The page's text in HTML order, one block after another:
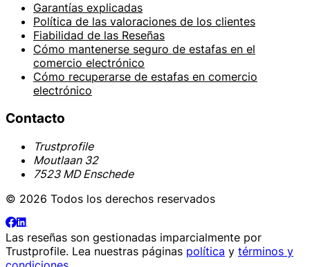
Garantías explicadas
Política de las valoraciones de los clientes
Fiabilidad de las Reseñas
Cómo mantenerse seguro de estafas en el
comercio electrónico
Cómo recuperarse de estafas en comercio
electrónico
Contacto
Trustprofile
Moutlaan 32
7523 MD Enschede
© 2026 Todos los derechos reservados
Las reseñas son gestionadas imparcialmente por
Trustprofile. Lea nuestras páginas política y términos y